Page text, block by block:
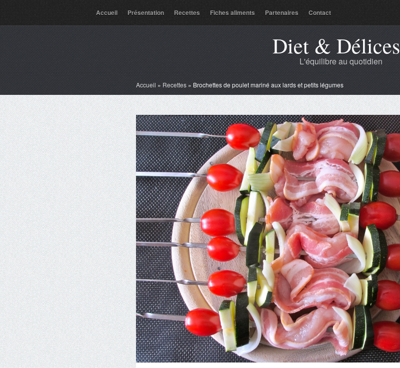
Accueil Présentation Recettes Fiches aliments Partenaires Contact
Diet & Délices
L'équilibre au quotidien
Accueil » Recettes » Brochettes de poulet mariné aux lards et petits légumes